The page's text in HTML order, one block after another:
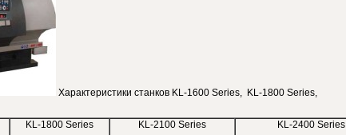
Характеристики станков KL-1600 Series, KL-1800 Series,
KL-1800 Series KL-2100 Series KL-2400 Series